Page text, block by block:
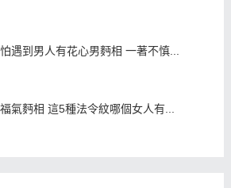
遇到男人有花心男麪相 一著不慎...
氣麪相 這5種法令紋哪個女人有...